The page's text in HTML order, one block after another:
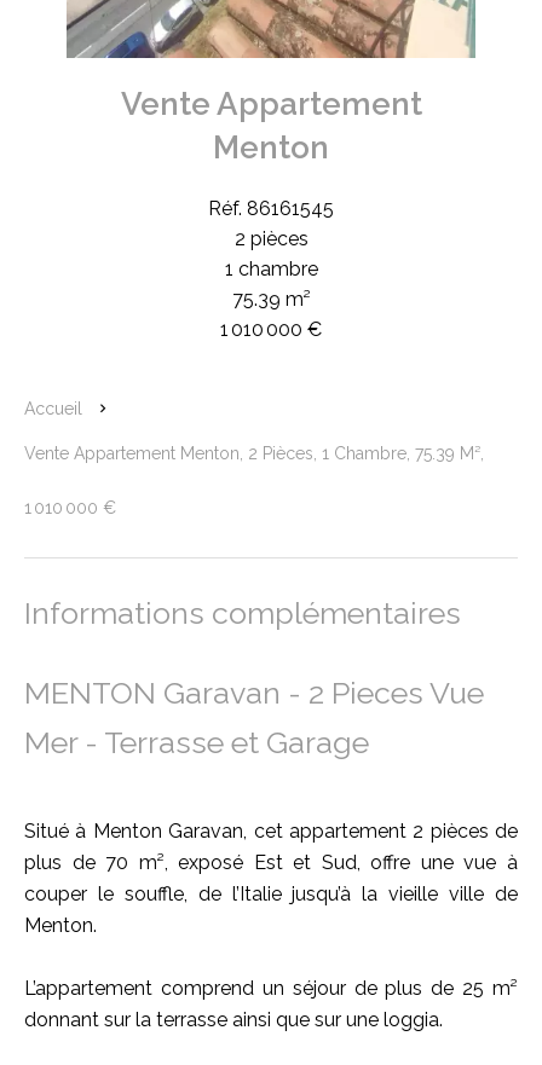
Vente Appartement
Menton
Réf. 86161545
2 pièces
1 chambre
75.39 m²
1 010 000 €
Accueil
Vente Appartement Menton, 2 Pièces, 1 Chambre, 75.39 M²,
1 010 000 €
Informations complémentaires
MENTON Garavan - 2 Pieces Vue
Mer - Terrasse et Garage
Situé à Menton Garavan, cet appartement 2 pièces de
plus de 70 m², exposé Est et Sud, offre une vue à
couper le souffle, de l’Italie jusqu’à la vieille ville de
Menton.
L’appartement comprend un séjour de plus de 25 m²
donnant sur la terrasse ainsi que sur une loggia.